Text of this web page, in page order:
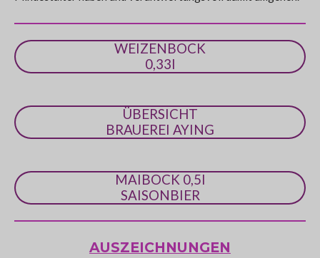
e
WEIZENBOCK
0,33l
ÜBERSICHT
BRAUEREI AYING
MAIBOCK 0,5l
SAISONBIER
AUSZEICHNUNGEN